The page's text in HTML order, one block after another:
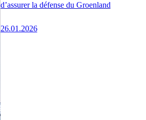
d’assurer la défense du Groenland
26.01.2026